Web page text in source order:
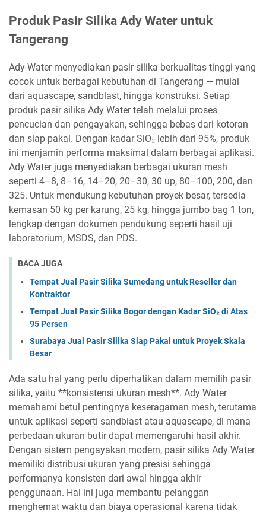
Produk Pasir Silika Ady Water untuk
Tangerang
Ady Water menyediakan pasir silika berkualitas tinggi yang
cocok untuk berbagai kebutuhan di Tangerang — mulai
dari aquascape, sandblast, hingga konstruksi. Setiap
produk pasir silika Ady Water telah melalui proses
pencucian dan pengayakan, sehingga bebas dari kotoran
dan siap pakai. Dengan kadar SiO₂ lebih dari 95%, produk
ini menjamin performa maksimal dalam berbagai aplikasi.
Ady Water juga menyediakan berbagai ukuran mesh
seperti 4–8, 8–16, 14–20, 20–30, 30 up, 80–100, 200, dan
325. Untuk mendukung kebutuhan proyek besar, tersedia
kemasan 50 kg per karung, 25 kg, hingga jumbo bag 1 ton,
lengkap dengan dokumen pendukung seperti hasil uji
laboratorium, MSDS, dan PDS.
BACA JUGA
Tempat Jual Pasir Silika Sumedang untuk Reseller dan
Kontraktor
Tempat Jual Pasir Silika Bogor dengan Kadar SiO₂ di Atas
95 Persen
Surabaya Jual Pasir Silika Siap Pakai untuk Proyek Skala
Besar
Ada satu hal yang perlu diperhatikan dalam memilih pasir
silika, yaitu **konsistensi ukuran mesh**. Ady Water
memahami betul pentingnya keseragaman mesh, terutama
untuk aplikasi seperti sandblast atau aquascape, di mana
perbedaan ukuran butir dapat memengaruhi hasil akhir.
Dengan sistem pengayakan modern, pasir silika Ady Water
memiliki distribusi ukuran yang presisi sehingga
performanya konsisten dari awal hingga akhir
penggunaan. Hal ini juga membantu pelanggan
menghemat waktu dan biaya operasional karena tidak